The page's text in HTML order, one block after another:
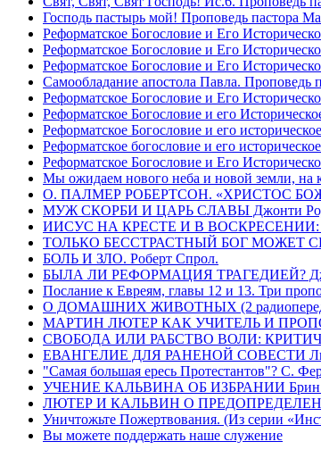
Господь пастырь мой! Проповедь пастора
Реформатское Богословие и Его
Реформатское Богословие и Его
Реформатское Богословие и Его
Самообладание апостола Павла. Проповедь
Реформатское Богословие и Его
Реформатское Богословие и его
Реформатское Богословие и его
Реформатское богословие и его
Реформатское Богословие и Его
Мы ожидаем нового неба и новой земли, на
О. ПАЛМЕР РОБЕРТСОН. «ХРИСТОС
МУЖ СКОРБИ И ЦАРЬ СЛАВЫ Джонти
ИИСУС НА КРЕСТЕ И В
ТОЛЬКО БЕССТРАСТНЫЙ БОГ МОЖЕТ
БОЛЬ И ЗЛО. Роберт Спрол.
БЫЛА ЛИ РЕФОРМАЦИЯ ТРАГЕДИЕЙ?
Послание к Евреям, главы 12 и 13. Три
О ДОМАШНИХ ЖИВОТНЫХ (2
МАРТИН ЛЮТЕР КАК УЧИТЕЛЬ И
СВОБОДА ИЛИ РАБСТВО ВОЛИ:
ЕВАНГЕЛИЕ ДЛЯ РАНЕНОЙ СОВЕСТИ
"Самая большая ересь Протестантов"? С.
УЧЕНИЕ КАЛЬВИНА ОБ ИЗБРАНИИ Брин
ЛЮТЕР И КАЛЬВИН О
Уничтожьте Пожертвования. (Из серии
Вы можете поддержать наше служение